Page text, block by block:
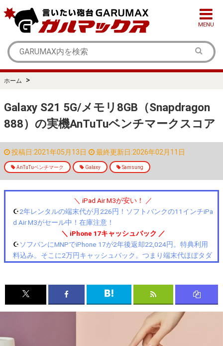
MENU
ホーム >
Galaxy S21 5G/メモリ8GB（Snapdragon
888）の実機AnTuTuベンチマークスコア
投稿日:2021年05月13日 最終更新日:2026年02月11日
AnTuTuベンチマーク Galaxy Samsung
＼ iPad Air M3が安い！ ／
☪️2年レンタルの端末代が月226円！ソフトバンクの11インチiPa
d Air M3がセール中！在庫注意！
＼ iPhone 17キャッシュバック ／
☪️ ソフバンにMNPでiPhone 17が2年後返却22,024円。特典利用
料込み。そこに2万円キャッシュバック。つまり端末代ほぼタダ